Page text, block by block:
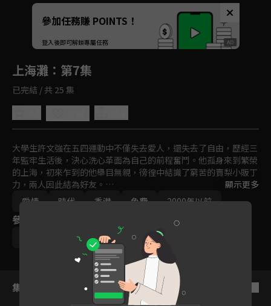
Unmute
如有不便請見諒
參加任務賺 POINTS！
登入後即可解鎖專屬任務
上海灘 ：第7集
已完結 / 共 25 集
大學生許文強在五四運動中不僅失去愛人，還失去了自由，歷經三
年監牢生活後，決心洗心革面為自己的前程奮鬥。他孤身來到繁榮
的上海，初來乍到的他舉目無親，徬徨中結識了窮苦的賣梨小販丁
力，兩人因此結為好友。
質，許文強機智化解危機，並贏得美人一片芳心，兩人因此產生情
顯示更多
愛情
時代 香港 免費 2000年以前
參與演員
趙雅芝 呂良偉
集數列表